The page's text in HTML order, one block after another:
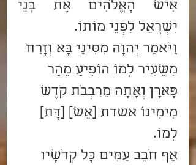
יִשְׂרָאֵל לִפְנֵי מוֹתוֹ.
וַיֹּאמַר יְהוָה מִסִּינַי בָּא וְזָרַח
מִשֵּׂעִיר לָמוֹ הוֹפִיעַ מֵהַר
פָּארָן וְאָתָה מֵרִבְבֹת קֹדֶשׁ
מִימִינוֹ אשדת [אֵשׁ] [דָּת]
לָמוֹ.
אַף חֹבֵב עַמִּים כָּל קְדֹשָׁיו